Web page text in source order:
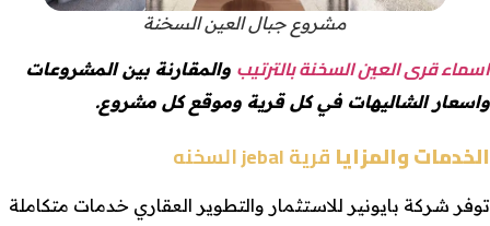
مشروع جبال العين السخنة
اسماء قرى العين السخنة بالترتيب والمقارنة بين المشروعات
واسعار الشاليهات في كل قرية وموقع كل مشروع.
الخدمات والمزايا قرية jebal السخنه
توفر شركة بايونير للاستثمار والتطوير العقاري خدمات متكاملة